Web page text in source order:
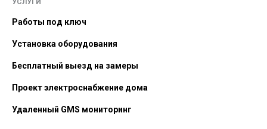
УСЛУГИ
Работы под ключ
Установка оборудования
Бесплатный выезд на замеры
Проект электроснабжение дома
Удаленный GMS мониторинг